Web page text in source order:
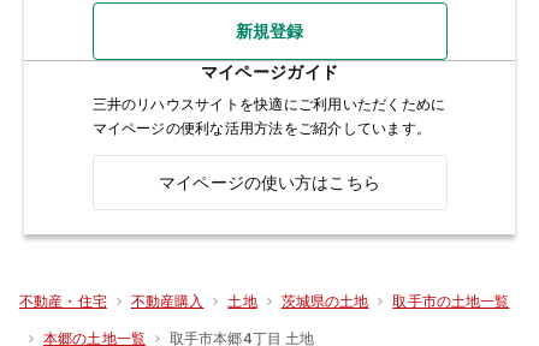
新規登録
マイページガイド
三井のリハウスサイトを快適にご利用いただくために
マイページの便利な活用方法をご紹介しています。
マイページの使い方はこちら
不動産・住宅 不動産購入 土地 茨城県の土地 取手市の土地一覧
本郷の土地一覧 取手市本郷4丁目 土地